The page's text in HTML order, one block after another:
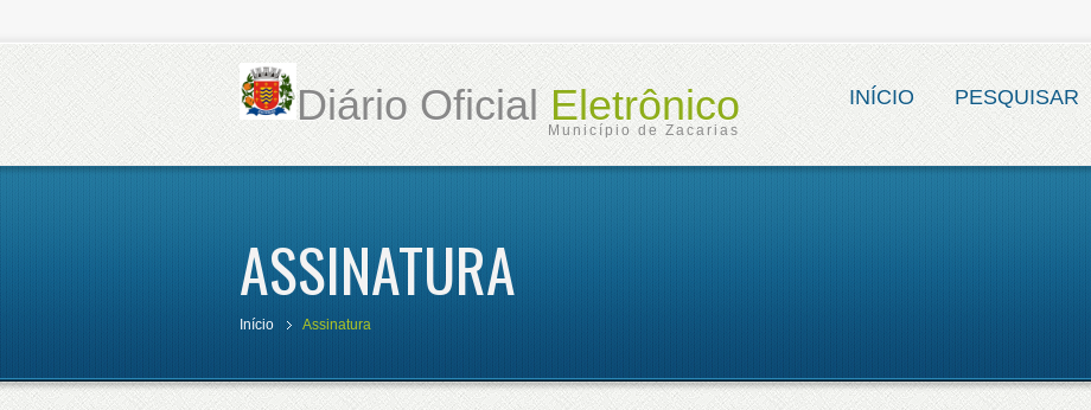
Diário OficialEletrônico
Município de Zacarias
INÍCIO PESQUISAR
ASSINATURA
Início Assinatura